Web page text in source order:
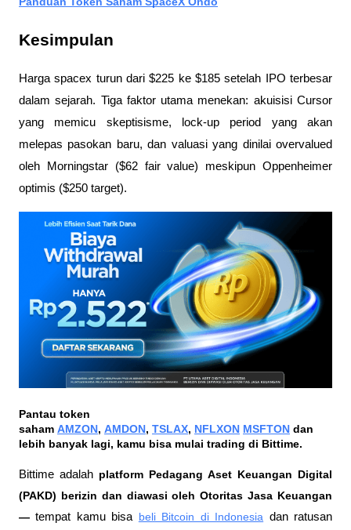
Kesimpulan
Harga spacex turun dari $225 ke $185 setelah IPO terbesar
dalam sejarah. Tiga faktor utama menekan: akuisisi Cursor
yang memicu skeptisisme, lock-up period yang akan
melepas pasokan baru, dan valuasi yang dinilai overvalued
oleh Morningstar ($62 fair value) meskipun Oppenheimer
optimis ($250 target).
Pantau token
saham AMZON, AMDON, TSLAX, NFLXON MSFTON dan
lebih banyak lagi, kamu bisa mulai trading di Bittime.
Bittime adalah platform Pedagang Aset Keuangan Digital
(PAKD) berizin dan diawasi oleh Otoritas Jasa Keuangan
— tempat kamu bisa beli Bitcoin di Indonesia dan ratusan